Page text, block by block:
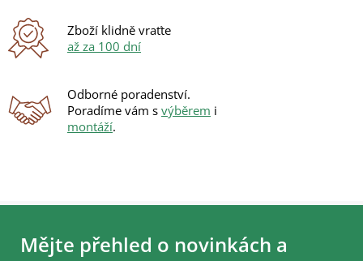
Zboží klidně vraťte
až za 100 dní
Odborné poradenství.
Poradíme vám s výběrem i
montáží.
Z
Mějte přehled o novinkách a